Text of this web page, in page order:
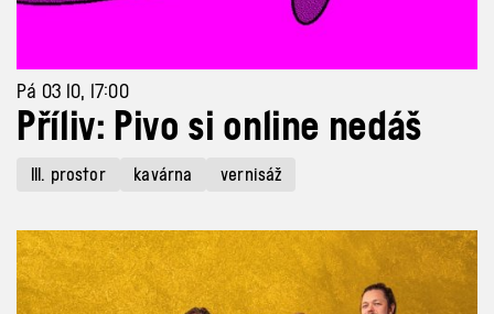
Pá 03 10, 17:00
Příliv: Pivo si online nedáš
III. prostor kavárna vernisáž